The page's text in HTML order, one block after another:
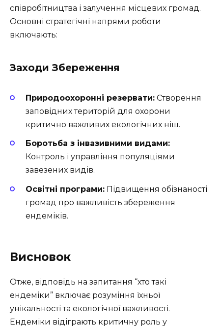
співробітництва і залучення місцевих громад.
Основні стратегічні напрями роботи
включають:
Заходи Збереження
Природоохоронні резервати: Створення
заповідних територій для охорони
критично важливих екологічних ніш.
Боротьба з інвазивними видами:
Контроль і управління популяціями
завезених видів.
Освітні програми: Підвищення обізнаності
громад про важливість збереження
ендеміків.
Висновок
Отже, відповідь на запитання “хто такі
ендеміки” включає розуміння їхньої
унікальності та екологічної важливості.
Ендеміки відіграють критичну роль у